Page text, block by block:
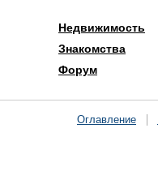
Недвижимость
Знакомства
Форум
Оглавление